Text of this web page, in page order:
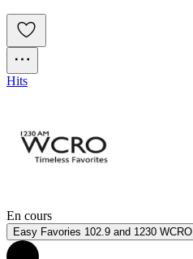
Hits
En cours
Easy Favories 102.9 and 1230 WCRO